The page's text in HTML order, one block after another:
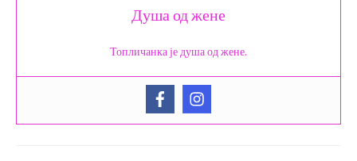
Душа од жене
Топличанка је душа од жене.